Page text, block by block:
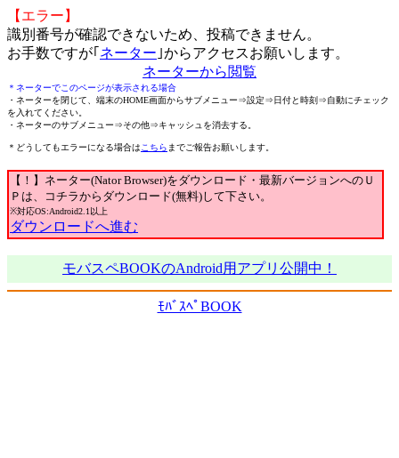
【エラー】
識別番号が確認できないため、投稿できません。
お手数ですが｢ ネーター ｣からアクセスお願いします。
ネーターから閲覧
＊ネーターでこのページが表示される場合
・ネーターを閉じて、端末のHOME画面からサブメニュー⇒設定⇒日付と時刻⇒自動にチェック
を入れてください。
・ネーターのサブメニュー⇒その他⇒キャッシュを消去する。
＊どうしてもエラーになる場合は こちら までご報告お願いします。
【！】ネーター(Nator Browser)をダウンロード・最新バージョンへのＵ
Ｐは、コチラからダウンロード(無料)して下さい。
※対応OS:Android2.1以上
ダウンロードへ進む
モバスペBOOKのAndroid用アプリ公開中！
ﾓﾊﾞｽﾍﾟBOOK